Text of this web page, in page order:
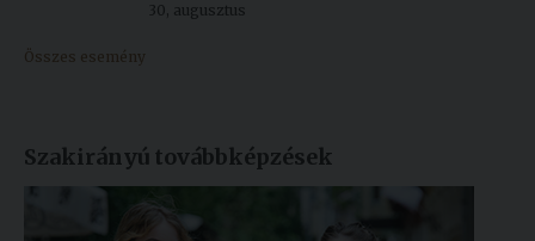
30, augusztus
Összes esemény
Szakirányú továbbképzések